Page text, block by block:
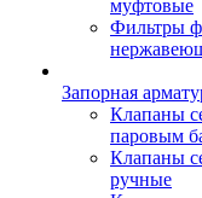
муфтовые
Фильтры
Запорная
Клапаны
паровым
Клапаны
ручные